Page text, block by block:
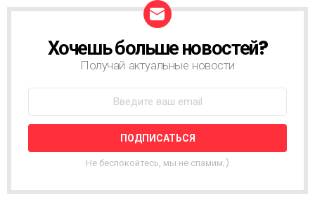
О
Т
Н
Я
С
Хочешь больше новостей?
Получай актуальные новости
Не беспокойтесь, мы не спамим;)